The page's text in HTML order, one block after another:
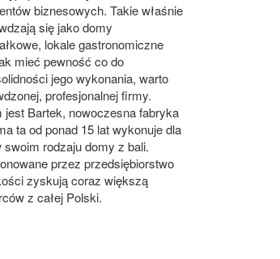
biznesowych. Takie właśnie
się jako domy
lokale gastronomiczne
mieć pewność co do
jego wykonania, warto
profesjonalnej firmy.
Bartek, nowoczesna fabryka
ta od ponad 15 lat wykonuje dla
rodzaju domy z bali.
przez przedsiębiorstwo
zyskują coraz większą
z całej Polski.